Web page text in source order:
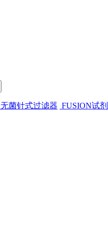
无菌针式过滤器 FUSION试剂